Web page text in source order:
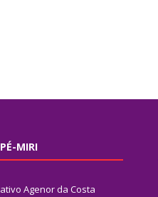
MIRI
Agenor da Costa